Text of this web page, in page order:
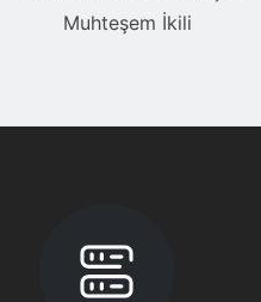
Muhteşem İkili